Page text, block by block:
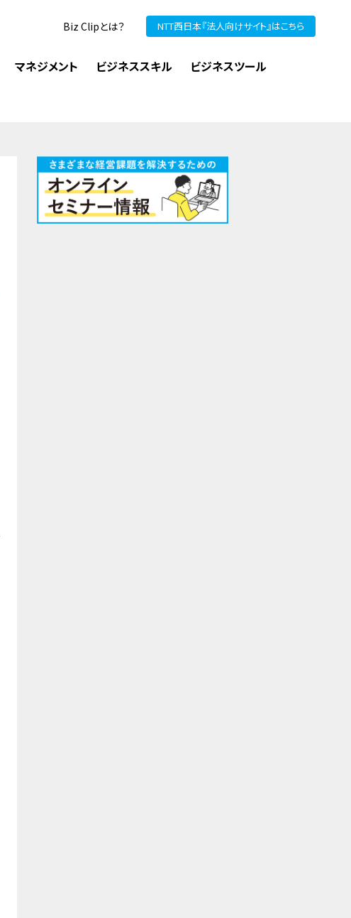
Biz Clipとは？ NTT西日本『法人向けサイト』はこちら
マネジメント ビジネススキル ビジネスツール